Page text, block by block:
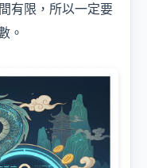
有限，所以一定要
。